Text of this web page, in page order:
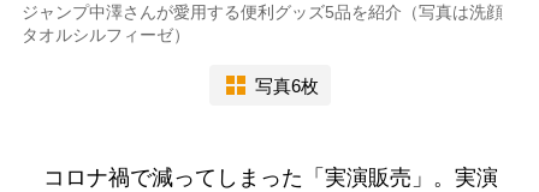
ジャンプ中澤さんが愛用する便利グッズ5品を紹介（写真は洗顔
タオルシルフィーゼ）
写真6枚
コロナ禍で減ってしまった「実演販売」。実演